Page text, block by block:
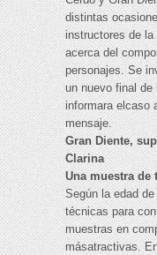
distintas
instructores de
acerca del
personajes. Se
un nuevo final de
informara elcaso
mensaje.
Gran Diente,
Clarina
Una muestra de
Según la edad
técnicas para
muestras en
másatractivas.